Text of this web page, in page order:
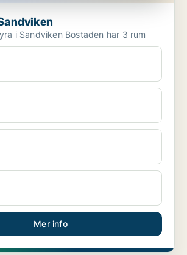
Lägenhet att hyra i Sandviken Bostaden har 3 rum
Mer info